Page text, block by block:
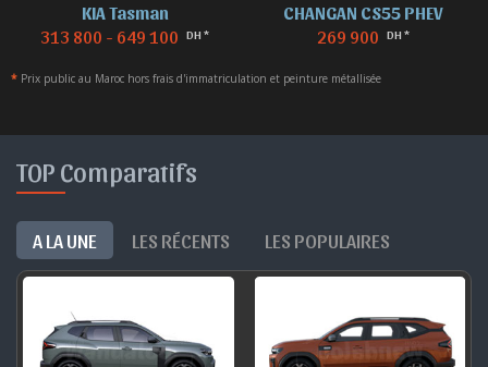
KIA Tasman
313 800 - 649 100 DH *
CHANGAN CS55 PHEV
269 900 DH *
* Prix public au Maroc hors frais d'immatriculation et peinture métallisée
TOP Comparatifs
A LA UNE LES RÉCENTS LES POPULAIRES